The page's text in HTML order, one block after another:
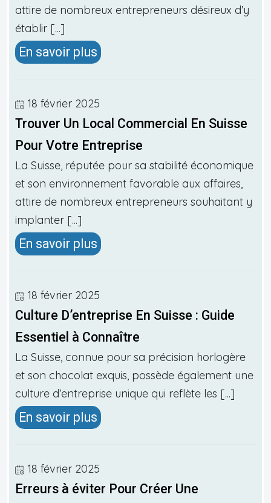
attire de nombreux entrepreneurs désireux d’y
établir [...]
En savoir plus
18 février 2025
Trouver Un Local Commercial En Suisse
Pour Votre Entreprise
La Suisse, réputée pour sa stabilité économique
et son environnement favorable aux affaires,
attire de nombreux entrepreneurs souhaitant y
implanter [...]
En savoir plus
18 février 2025
Culture D’entreprise En Suisse : Guide
Essentiel à Connaître
La Suisse, connue pour sa précision horlogère
et son chocolat exquis, possède également une
culture d’entreprise unique qui reflète les [...]
En savoir plus
18 février 2025
Erreurs à éviter Pour Créer Une